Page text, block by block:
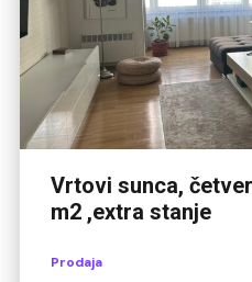
Vrtovi sunca,
m2 ,extra stanje
Prodaja